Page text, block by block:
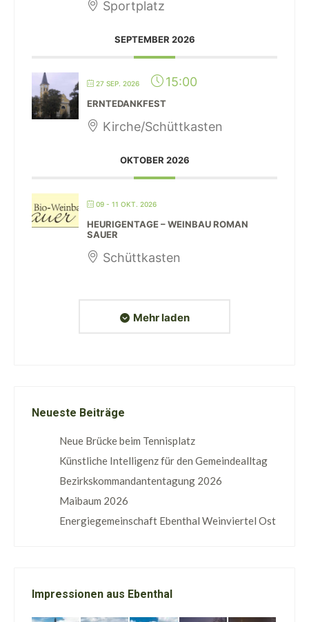
Sportplatz
SEPTEMBER 2026
27 SEP. 2026 15:00
ERNTEDANKFEST
Kirche/Schüttkasten
OKTOBER 2026
09 - 11 OKT. 2026
HEURIGENTAGE – WEINBAU ROMAN
SAUER
Schüttkasten
Mehr laden
Neueste Beiträge
Neue Brücke beim Tennisplatz
Künstliche Intelligenz für den Gemeindealltag
Bezirkskommandantentagung 2026
Maibaum 2026
Energiegemeinschaft Ebenthal Weinviertel Ost
Impressionen aus Ebenthal